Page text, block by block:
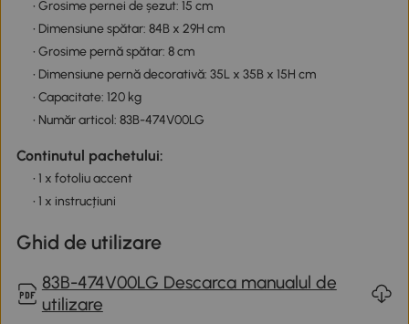
• Grosime pernei de șezut: 15 cm
• Dimensiune spătar: 84B x 29H cm
• Grosime pernă spătar: 8 cm
• Dimensiune pernă decorativă: 35L x 35B x 15H cm
• Capacitate: 120 kg
• Număr articol: 83B-474V00LG
Continutul pachetului:
• 1 x fotoliu accent
• 1 x instrucțiuni
Ghid de utilizare
83B-474V00LG Descarca manualul de
utilizare